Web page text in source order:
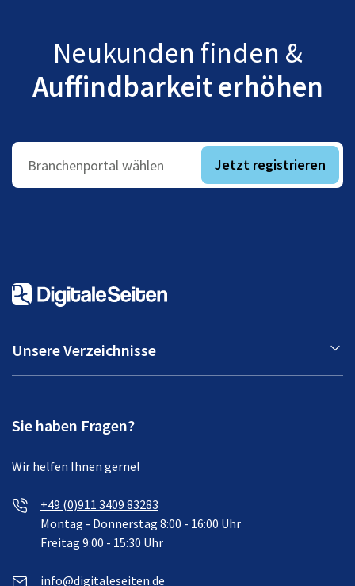
Neukunden finden &
Auffindbarkeit erhöhen
Branchenportal wählen Jetzt registrieren
Unsere Verzeichnisse
Sie haben Fragen?
Wir helfen Ihnen gerne!
+49 (0)911 3409 83283
Montag - Donnerstag 8:00 - 16:00 Uhr
Freitag 9:00 - 15:30 Uhr
info@digitaleseiten.de